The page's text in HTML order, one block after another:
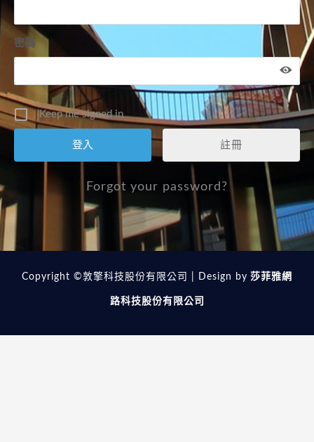
密碼
Keep me signed in
註冊
Forgot your password?
Copyright ©敦擎科技股份有限公司 | Design by 莎菲雅網
路科技股份有限公司